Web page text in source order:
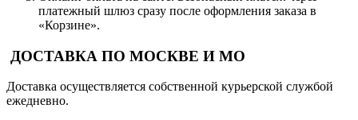
платежный шлюз сразу после оформления заказа в
«Корзине».
ДОСТАВКА ПО МОСКВЕ И МО
Доставка осуществляется собственной курьерской службой
ежедневно.